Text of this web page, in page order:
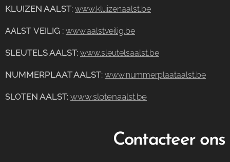
KLUIZEN AALST: www.kluizenaalst.be
AALST VEILIG : www.aalstveilig.be
SLEUTELS AALST: www.sleutelsaalst.be
NUMMERPLAAT AALST: www.nummerplaataalst.be
SLOTEN AALST: www.slotenaalst.be
Contacteer ons